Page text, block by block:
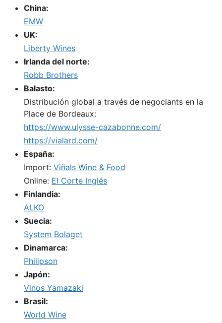
China:
EMW
UK:
Liberty Wines
Irlanda del norte:
Robb Brothers
Balasto:
Distribución global a través de negociants en la
Place de Bordeaux:
https://www.ulysse-cazabonne.com/
https://vialard.com/
España:
Import: Viñals Wine & Food
Online: El Corte Inglés
Finlandia:
ALKO
Suecia:
System Bolaget
Dinamarca:
Philipson
Japón:
Vinos Yamazaki
Brasil:
World Wine